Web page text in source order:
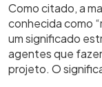
Como citado, a
conhecida como
um significado
agentes que
projeto. O